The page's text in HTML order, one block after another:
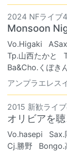
2024 NFライブ
Monsoon
Vo.Higaki
Tp.山西たかと
Ba&Cho.くぼき
アンプラエレス
2015 新歓ライ
オリビアを
Vo.hasepi Sax.
Cj.勝野
Bongo.